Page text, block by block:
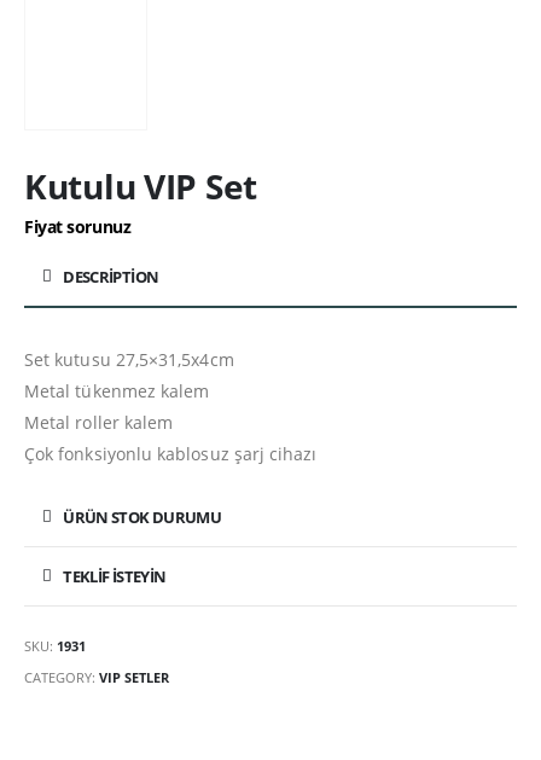
Kutulu VIP Set
Fiyat sorunuz
DESCRIPTION
Set kutusu 27,5×31,5x4cm
Metal tükenmez kalem
Metal roller kalem
Çok fonksiyonlu kablosuz şarj cihazı
ÜRÜN STOK DURUMU
TEKLIF İSTEYIN
SKU: 1931
CATEGORY: VIP SETLER